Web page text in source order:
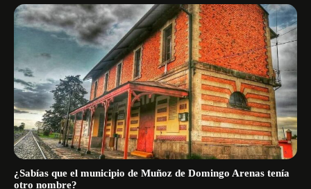
¿Sabías que el municipio de Muñoz de Domingo Arenas tenía
otro nombre?